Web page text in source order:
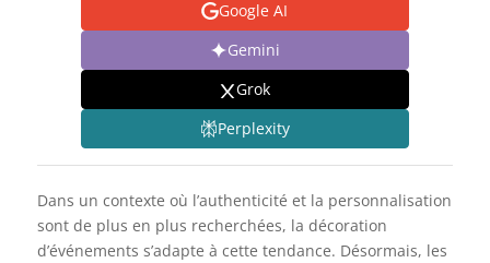
Google AI
Gemini
Grok
Perplexity
Dans un contexte où l’authenticité et la personnalisation
sont de plus en plus recherchées, la décoration
d’événements s’adapte à cette tendance. Désormais, les